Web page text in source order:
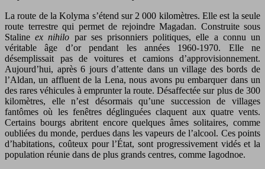
La route de la Kolyma s’étend sur 2 000 kilomètres. Elle est la seule
route terrestre qui permet de rejoindre Magadan. Construite sous
Stalineex nihilo par ses prisonniers politiques, elle a connu un
véritable âge d’or pendant les années 1960-1970. Elle ne
désemplissait pas de voitures et camions d’approvisionnement.
Aujourd’hui, après 6 jours d’attente dans un village des bords de
l’Aldan, un affluent de la Lena, nous avons pu embarquer dans un
des rares véhicules à emprunter la route. Désaffectée sur plus de 300
kilomètres, elle n’est désormais qu’une succession de villages
fantômes où les fenêtres déglinguées claquent aux quatre vents.
Certains bourgs abritent encore quelques âmes solitaires, comme
oubliées du monde, perdues dans les vapeurs de l’alcool. Ces points
d’habitations, coûteux pour l’État, sont progressivement vidés et la
population réunie dans de plus grands centres, comme Iagodnoe.